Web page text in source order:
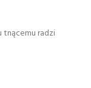
tnącemu radzi